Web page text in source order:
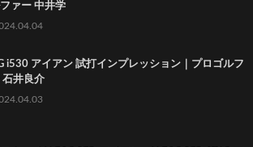
ァー 中井学
i530 アイアン 試打インプレッション｜プロゴルフ
石井良介